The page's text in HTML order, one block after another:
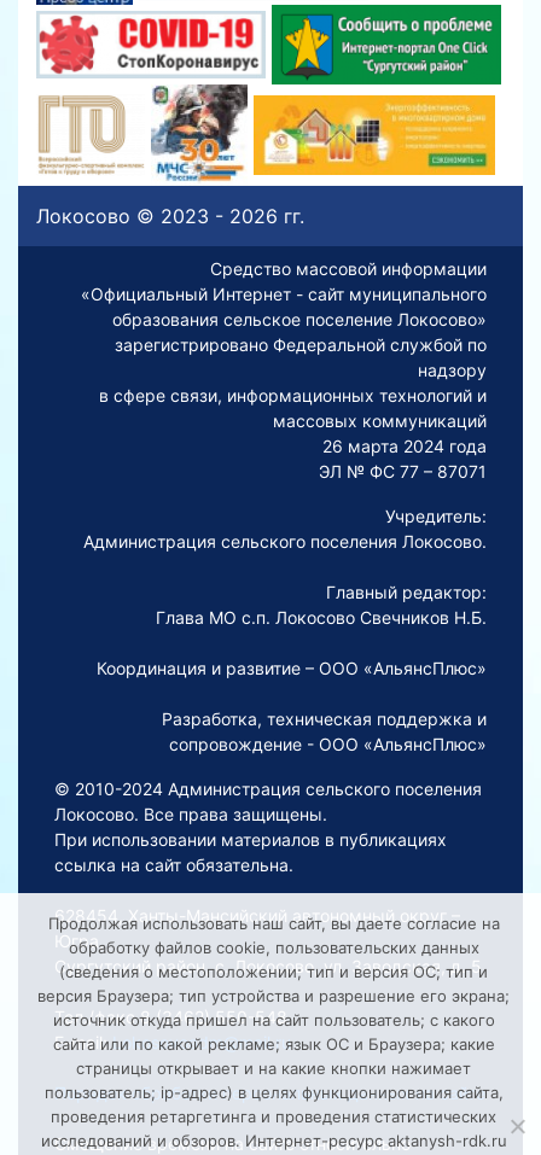
Локосово © 2023 - 2026 гг.
Средство массовой информации
«Официальный Интернет - сайт муниципального
образования сельское поселение Локосово»
зарегистрировано Федеральной службой по
надзору
в сфере связи, информационных технологий и
массовых коммуникаций
26 марта 2024 года
ЭЛ № ФС 77 – 87071
Учредитель:
Администрация сельского поселения Локосово.
Главный редактор:
Глава МО с.п. Локосово Свечников Н.Б.
Координация и развитие – ООО «АльянсПлюс»
Разработка, техническая поддержка и
сопровождение - ООО «АльянсПлюс»
© 2010-2024 Администрация сельского поселения
Локосово. Все права защищены.
При использовании материалов в публикациях
ссылка на сайт обязательна.
628454, Ханты-Мансийский автономный округ –
Югра,
Сургутский район, с. Локосово, ул. Заводская, д. 5
Тел./факс 8 (3462) 550-548
E-mail:Lokosovoadm@mail.ru
Порядок обработки персональных данных на сайте
Смещение времени на сайте относительно
Продолжая использовать наш сайт, вы даете согласие на
обработку файлов cookie, пользовательских данных
(сведения о местоположении; тип и версия ОС; тип и
версия Браузера; тип устройства и разрешение его экрана;
источник откуда пришел на сайт пользователь; с какого
сайта или по какой рекламе; язык ОС и Браузера; какие
страницы открывает и на какие кнопки нажимает
пользователь; ip-адрес) в целях функционирования сайта,
проведения ретаргетинга и проведения статистических
исследований и обзоров. Интернет-ресурс aktanysh-rdk.ru